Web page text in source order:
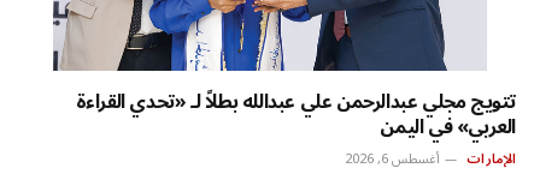
تتويج مجلي عبدالرحمن علي عبدالله بطلاً لـ «تحدي القراءة
العربي» في اليمن
الإمارات أغسطس 6, 2026